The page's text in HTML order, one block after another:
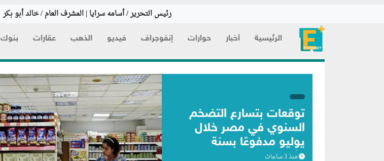
رئيس التحرير / أسامه سرايا | المشرف العام / خالد أبو بكر
الرئيسية أخبار حوارات إنفوجراف فيديو الذهب عقارات بنوك
توقعات بتسارع التضخم
السنوي في مصر خلال
يوليو مدفوعًا بسنة
الأساس
منذ 3 ساعات